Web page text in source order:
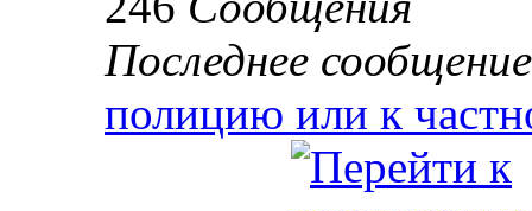
Последнее сообщение
полицию или к